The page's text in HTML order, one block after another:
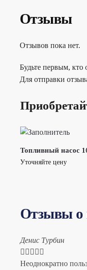
Отзывы
Отзывов пока нет.
Будьте первым,
Для отправки
Топливный насос
Уточняйте цену
Отзывы о
Денис Турбин
    
Неоднократно